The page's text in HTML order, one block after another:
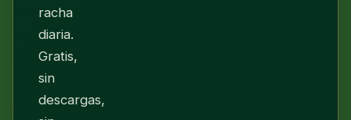
racha
diaria.
Gratis,
sin
descargas,